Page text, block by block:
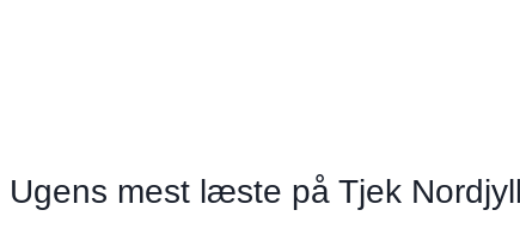
Ugens mest læste på Tjek